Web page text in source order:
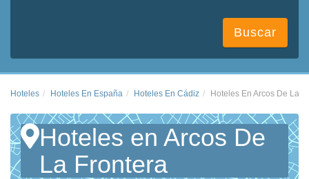
Buscar
Hoteles Hoteles En España Hoteles En Cádiz Hoteles En Arcos De La
Hoteles en Arcos De
La Frontera